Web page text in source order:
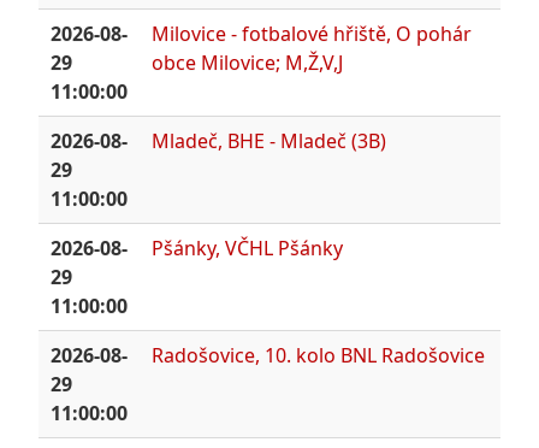
2026-08-
29
11:00:00
Milovice - fotbalové hřiště, O pohár
obce Milovice; M,Ž,V,J
2026-08-
29
11:00:00
Mladeč, BHE - Mladeč (3B)
2026-08-
29
11:00:00
Pšánky, VČHL Pšánky
2026-08-
29
11:00:00
Radošovice, 10. kolo BNL Radošovice